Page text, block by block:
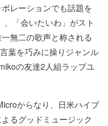
レーションでも話題を
「会いたいわ」がスト
無二の歌声と称される
葉を巧みに操りジャンル
の友達2人組ラップユ
からなり、日米ハイブ
るグッドミュージック